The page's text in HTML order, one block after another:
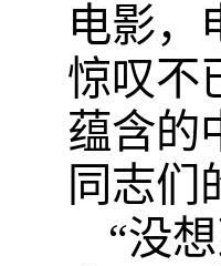
电影，
惊叹不
蕴含的
同志们
“没